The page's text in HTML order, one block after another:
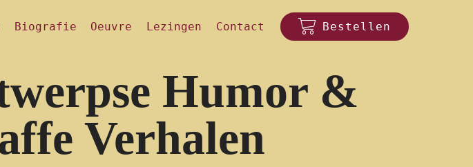
Biografie Oeuvre Lezingen Contact Bestellen
Humor &
Verhalen